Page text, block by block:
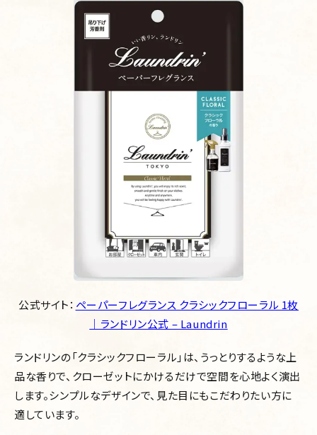
公式サイト： ペーパーフレグランス クラシックフローラル 1枚
｜ランドリン公式 – Laundrin
ランドリンの「クラシックフローラル」は、うっとりするような上
品な香りで、クローゼットにかけるだけで空間を心地よく演出
します。シンプルなデザインで、見た目にもこだわりたい方に
適しています。